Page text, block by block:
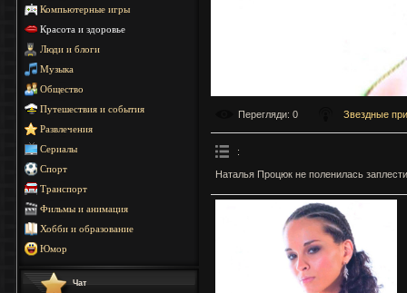
Компьютерные игры
Красота и здоровье
Люди и блоги
Музыка
Общество
Путешествия и события
Развлечения
Сериалы
Спорт
Транспорт
Фильмы и анимация
Хобби и образование
Юмор
Чат
Перегляди: 0 Звездные
:
Наталья Процюк не поленилась